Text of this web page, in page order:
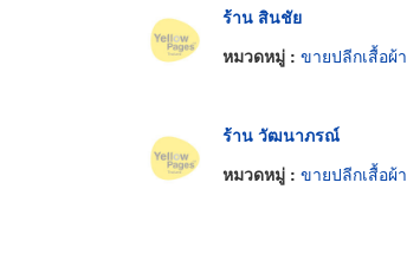
ร้าน สินชัย
หมวดหมู่ : ขายปลีกเสื้อผ้า
ร้าน วัฒนาภรณ์
หมวดหมู่ : ขายปลีกเสื้อผ้า